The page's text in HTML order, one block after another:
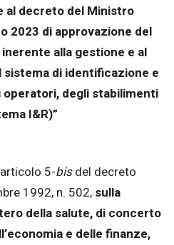
al decreto del Ministro
2023 di approvazione del
alla gestione e al
di identificazione e
degli stabilimenti
I&R)”
5-bisdel decreto
1992, n. 502, sulla
della salute, di concerto
e delle finanze,